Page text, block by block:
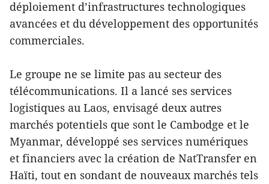
déploiement d’infrastructures technologiques
avancées et du développement des opportunités
commerciales.
Le groupe ne se limite pas au secteur des
télécommunications. Il a lancé ses services
logistiques au Laos, envisagé deux autres
marchés potentiels que sont le Cambodge et le
Myanmar, développé ses services numériques
et financiers avec la création de NatTransfer en
Haïti, tout en sondant de nouveaux marchés tels